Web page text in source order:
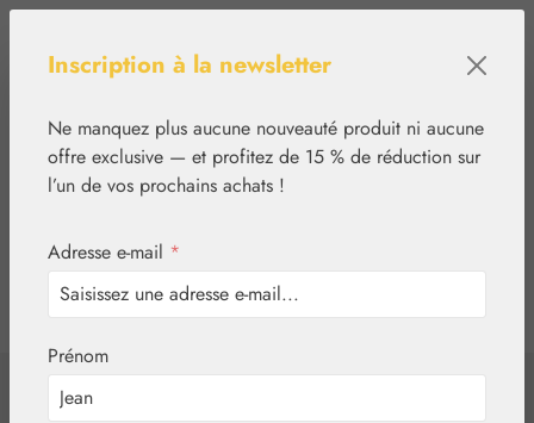
tcinn-a11y-toolbar.show
Inscription à la newsletter
Ne manquez plus aucune nouveauté produit ni aucune
offre exclusive — et profitez de 15 % de réduction sur
l’un de vos prochains achats !
Adresse e-mail *
Prénom